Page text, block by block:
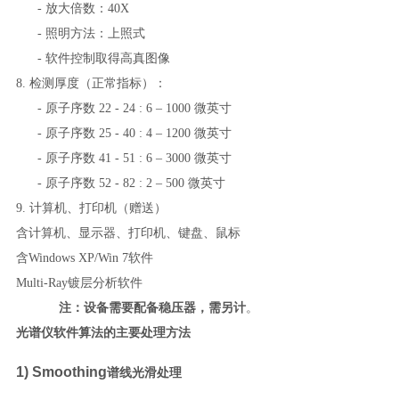
- 放大倍数：40X
- 照明方法：上照式
- 软件控制取得高真图像
8. 检测厚度（正常指标）：
- 原子序数 22 - 24 : 6 – 1000 微英寸
- 原子序数 25 - 40 : 4 – 1200 微英寸
- 原子序数 41 - 51 : 6 – 3000 微英寸
- 原子序数 52 - 82 : 2 – 500 微英寸
9. 计算机、打印机（赠送）
含计算机、显示器、打印机、键盘、鼠标
含Windows XP/Win 7软件
Multi-Ray镀层分析软件
注：设备需要配备稳压器，需另计。
光谱仪软件算法的主要处理方法
1) Smoothing谱线光滑处理